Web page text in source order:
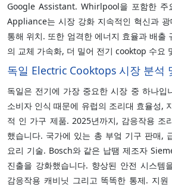
Google Assistant. Whirlpool을 포함한 주
Appliance는 시장 강화 지속적인 혁신과
통해 위치. 또한 엄격한 에너지 효율과 배출
의 교체 가속화, 더 밀어 전기 cooktop 수요
독일 Electric Cooktops 시장 분석
독일은 전기에 가장 중요한 시장 중 하나입
소비자 인식 때문에 유럽의 조리대 효율성,
적 인 가구 제품. 2025년까지, 감응작용 조
했습니다. 국가에 있는 총 부엌 기구 판매,
요리 기술. Bosch와 같은 납땜 제조자
진출을 강화했습니다. 향상된 안전 시스템
감응작용 캐비닛 그리고 똑똑한 통제. 지